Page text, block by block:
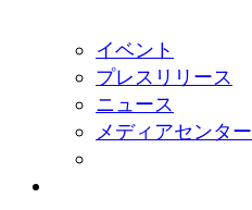
イベント
プレスリリース
ニュース
メディアセンター